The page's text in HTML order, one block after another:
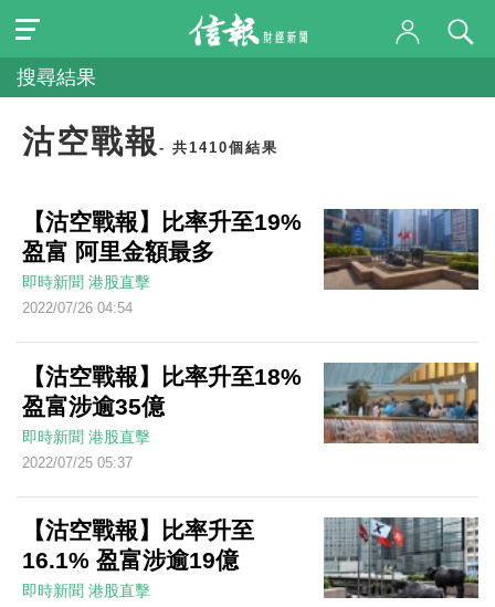
搜尋結果
沽空戰報 - 共1410個結果
【沽空戰報】比率升至19%
盈富 阿里金額最多
即時新聞 港股直擊
2022/07/26 04:54
【沽空戰報】比率升至18%
盈富涉逾35億
即時新聞 港股直擊
2022/07/25 05:37
【沽空戰報】比率升至
16.1% 盈富涉逾19億
即時新聞 港股直擊